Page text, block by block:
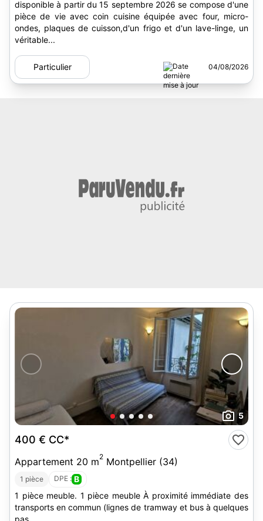
disponible à partir du 15 septembre 2026 se compose d'une
pièce de vie avec coin cuisine équipée avec four, micro-
ondes, plaques de cuisson,d'un frigo et d'un lave-linge, un
véritable...
Particulier 04/08/2026
5
400 € CC*
Appartement 20 m2 Montpellier (34)
1 pièce DPE : B
1 pièce meuble. 1 pièce meuble À proximité immédiate des
transports en commun (lignes de tramway et bus à quelques
pas.